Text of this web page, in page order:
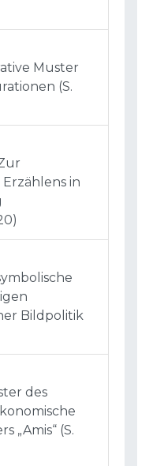
Muster
(S.
in
Bildpolitik
des
„Amis“ (S.